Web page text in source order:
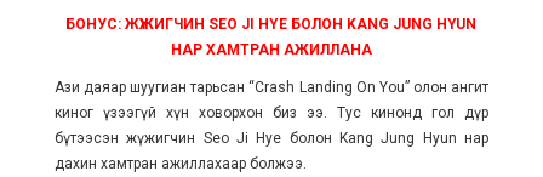
БОНУС: ЖҮЖИГЧИН SEO JI HYE БОЛОН KANG JUNG HYUN
НАР ХАМТРАН АЖИЛЛАНА
Ази даяар шуугиан тарьсан “Crash Landing On You” олон ангит
киног үзээгүй хүн ховорхон биз ээ. Тус кинонд гол дүр
бүтээсэн жүжигчин Seo Ji Hye болон Kang Jung Hyun нар
дахин хамтран ажиллахаар болжээ.